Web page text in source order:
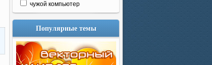
чужой компьютер
Популярные темы